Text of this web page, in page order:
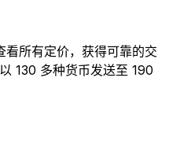
所有定价，获得可靠的交
130 多种货币发送至 190